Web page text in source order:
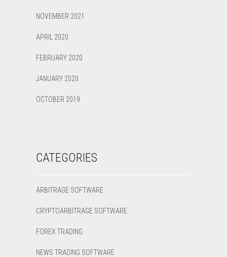
NOVEMBER 2021
APRIL 2020
FEBRUARY 2020
JANUARY 2020
OCTOBER 2019
CATEGORIES
ARBITRAGE SOFTWARE
CRYPTOARBITRAGE SOFTWARE
FOREX TRADING
NEWS TRADING SOFTWARE